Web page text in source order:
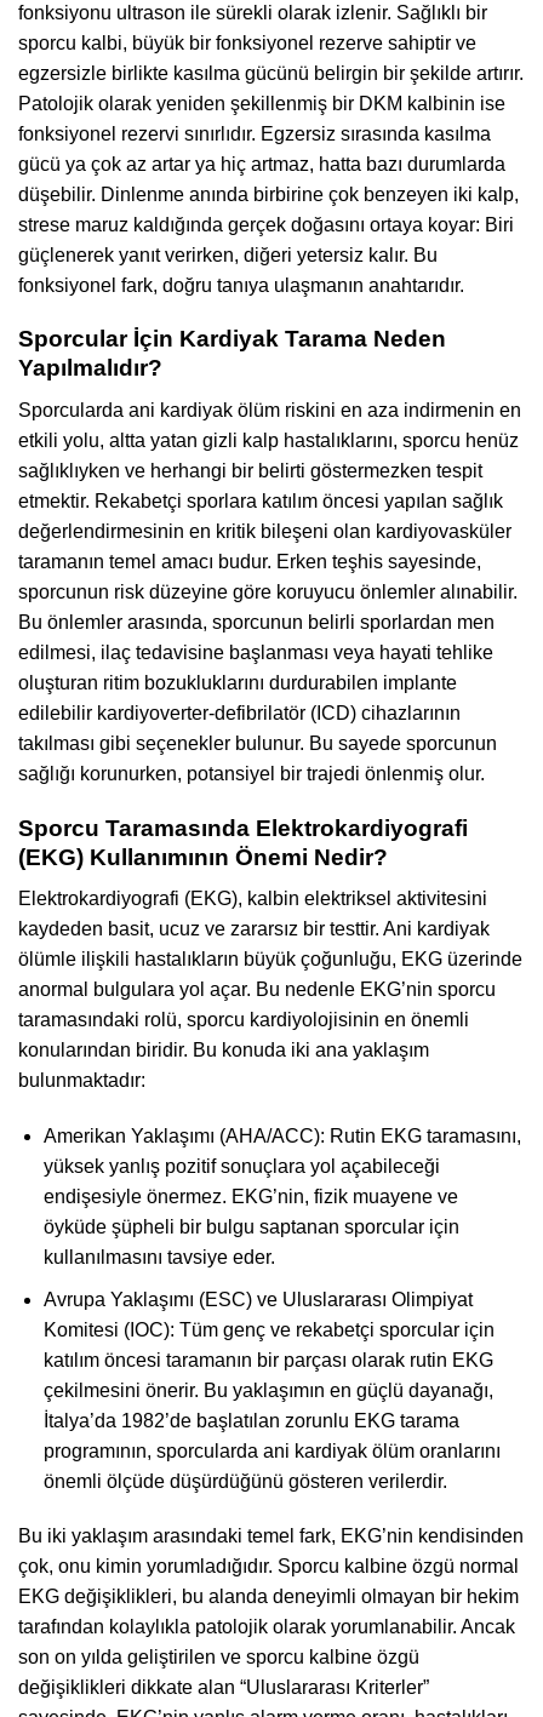
fonksiyonu ultrason ile sürekli olarak izlenir. Sağlıklı bir
sporcu kalbi, büyük bir fonksiyonel rezerve sahiptir ve
egzersizle birlikte kasılma gücünü belirgin bir şekilde artırır.
Patolojik olarak yeniden şekillenmiş bir DKM kalbinin ise
fonksiyonel rezervi sınırlıdır. Egzersiz sırasında kasılma
gücü ya çok az artar ya hiç artmaz, hatta bazı durumlarda
düşebilir. Dinlenme anında birbirine çok benzeyen iki kalp,
strese maruz kaldığında gerçek doğasını ortaya koyar: Biri
güçlenerek yanıt verirken, diğeri yetersiz kalır. Bu
fonksiyonel fark, doğru tanıya ulaşmanın anahtarıdır.
Sporcular İçin Kardiyak Tarama Neden
Yapılmalıdır?
Sporcularda ani kardiyak ölüm riskini en aza indirmenin en
etkili yolu, altta yatan gizli kalp hastalıklarını, sporcu henüz
sağlıklıyken ve herhangi bir belirti göstermezken tespit
etmektir. Rekabetçi sporlara katılım öncesi yapılan sağlık
değerlendirmesinin en kritik bileşeni olan kardiyovasküler
taramanın temel amacı budur. Erken teşhis sayesinde,
sporcunun risk düzeyine göre koruyucu önlemler alınabilir.
Bu önlemler arasında, sporcunun belirli sporlardan men
edilmesi, ilaç tedavisine başlanması veya hayati tehlike
oluşturan ritim bozukluklarını durdurabilen implante
edilebilir kardiyoverter-defibrilatör (ICD) cihazlarının
takılması gibi seçenekler bulunur. Bu sayede sporcunun
sağlığı korunurken, potansiyel bir trajedi önlenmiş olur.
Sporcu Taramasında Elektrokardiyografi
(EKG) Kullanımının Önemi Nedir?
Elektrokardiyografi (EKG), kalbin elektriksel aktivitesini
kaydeden basit, ucuz ve zararsız bir testtir. Ani kardiyak
ölümle ilişkili hastalıkların büyük çoğunluğu, EKG üzerinde
anormal bulgulara yol açar. Bu nedenle EKG’nin sporcu
taramasındaki rolü, sporcu kardiyolojisinin en önemli
konularından biridir. Bu konuda iki ana yaklaşım
bulunmaktadır:
Amerikan Yaklaşımı (AHA/ACC): Rutin EKG taramasını,
yüksek yanlış pozitif sonuçlara yol açabileceği
endişesiyle önermez. EKG’nin, fizik muayene ve
öyküde şüpheli bir bulgu saptanan sporcular için
kullanılmasını tavsiye eder.
Avrupa Yaklaşımı (ESC) ve Uluslararası Olimpiyat
Komitesi (IOC): Tüm genç ve rekabetçi sporcular için
katılım öncesi taramanın bir parçası olarak rutin EKG
çekilmesini önerir. Bu yaklaşımın en güçlü dayanağı,
İtalya’da 1982’de başlatılan zorunlu EKG tarama
programının, sporcularda ani kardiyak ölüm oranlarını
önemli ölçüde düşürdüğünü gösteren verilerdir.
Bu iki yaklaşım arasındaki temel fark, EKG’nin kendisinden
çok, onu kimin yorumladığıdır. Sporcu kalbine özgü normal
EKG değişiklikleri, bu alanda deneyimli olmayan bir hekim
tarafından kolaylıkla patolojik olarak yorumlanabilir. Ancak
son on yılda geliştirilen ve sporcu kalbine özgü
değişiklikleri dikkate alan “Uluslararası Kriterler”